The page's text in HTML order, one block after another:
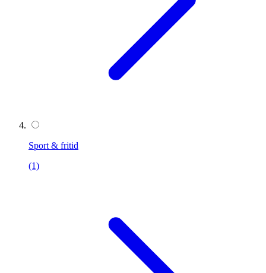
Sport & fritid
(1)